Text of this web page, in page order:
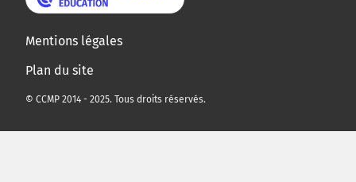
Mentions légales
Plan du site
© CCMP 2014 - 2025. Tous droits réservés.